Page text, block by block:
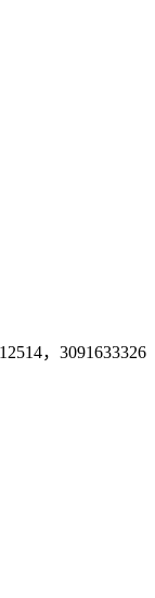
，3091633326